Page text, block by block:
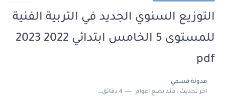
التوزيع السنوي الجديد في التربية الفنية
للمستوى 5 الخامس ابتدائي 2022 2023
pdf
مدونة قسمي
اخر تحديث :منذ بضع اعوام 4 دقائق للقراءة